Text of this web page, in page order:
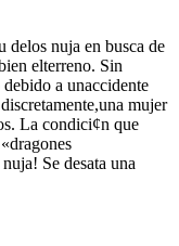
nuja en busca de
elterreno. Sin
a unaccidente
mujer
­La condici¢n que
­Se desata una